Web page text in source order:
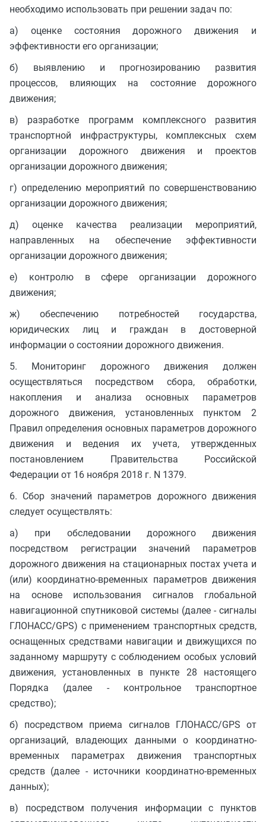
необходимо использовать при решении задач по:
а) оценке состояния дорожного движения и
эффективности его организации;
б) выявлению и прогнозированию развития
процессов, влияющих на состояние дорожного
движения;
в) разработке программ комплексного развития
транспортной инфраструктуры, комплексных схем
организации дорожного движения и проектов
организации дорожного движения;
г) определению мероприятий по совершенствованию
организации дорожного движения;
д) оценке качества реализации мероприятий,
направленных на обеспечение эффективности
организации дорожного движения;
е) контролю в сфере организации дорожного
движения;
ж) обеспечению потребностей государства,
юридических лиц и граждан в достоверной
информации о состоянии дорожного движения.
5. Мониторинг дорожного движения должен
осуществляться посредством сбора, обработки,
накопления и анализа основных параметров
дорожного движения, установленных пунктом 2
Правил определения основных параметров дорожного
движения и ведения их учета, утвержденных
постановлением Правительства Российской
Федерации от 16 ноября 2018 г. N 1379.
6. Сбор значений параметров дорожного движения
следует осуществлять:
а) при обследовании дорожного движения
посредством регистрации значений параметров
дорожного движения на стационарных постах учета и
(или) координатно-временных параметров движения
на основе использования сигналов глобальной
навигационной спутниковой системы (далее - сигналы
ГЛОНАСС/GPS) с применением транспортных средств,
оснащенных средствами навигации и движущихся по
заданному маршруту с соблюдением особых условий
движения, установленных в пункте 28 настоящего
Порядка (далее - контрольное транспортное
средство);
б) посредством приема сигналов ГЛОНАСС/GPS от
организаций, владеющих данными о координатно-
временных параметрах движения транспортных
средств (далее - источники координатно-временных
данных);
в) посредством получения информации с пунктов